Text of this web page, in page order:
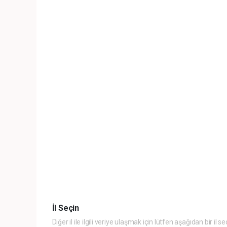
İl Seçin
Diğer il ile ilgili veriye ulaşmak için lütfen aşağıdan bir il